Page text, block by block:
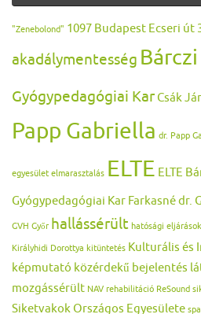
"Zenebolond" 1097 Budapest Ecseri út
akadálymentesség Bárczi
Gyógypedagógiai KarCsák
Papp Gabriella dr. Papp
egyesület elmarasztalás ELTE ELTE
Gyógypedagógiai Kar Farkasné dr.
GVH Győr hallássérült hatósági eljárások
Királyhidi Dorottya kitüntetés Kulturális és
képmutató közérdekű bejelentés
mozgássérült NAV rehabilitáció ReSound
Siketvakok Országos Egyesülete